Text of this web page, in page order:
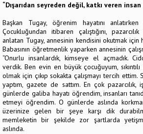
“Dışarıdan seyreden değil, katkı veren
Başkan Tugay, öğrenim hayatını
Çocukluğundan itibaren çalıştığını,
anlatan Tugay, annesinin kendisini okutmak için
Babasının öğretmenlik yaparken annesinin
“Onurlu insanlardık, kimseye el açmadık.
verdik. Ben evin en büyük çocuğuyum,
olmak için çıkıp sokakta çalışmayı tercih ettim.
yaptım, gazete de sattım. En çok pazarcılık,
günlerde galiba hayatı öğrendim, insanları
etmeyi öğrendim. O günlerde aslında
üzerinize gelen bir şeye karşı dik
memleketin bir şekilde zor şartlarda
aslında.